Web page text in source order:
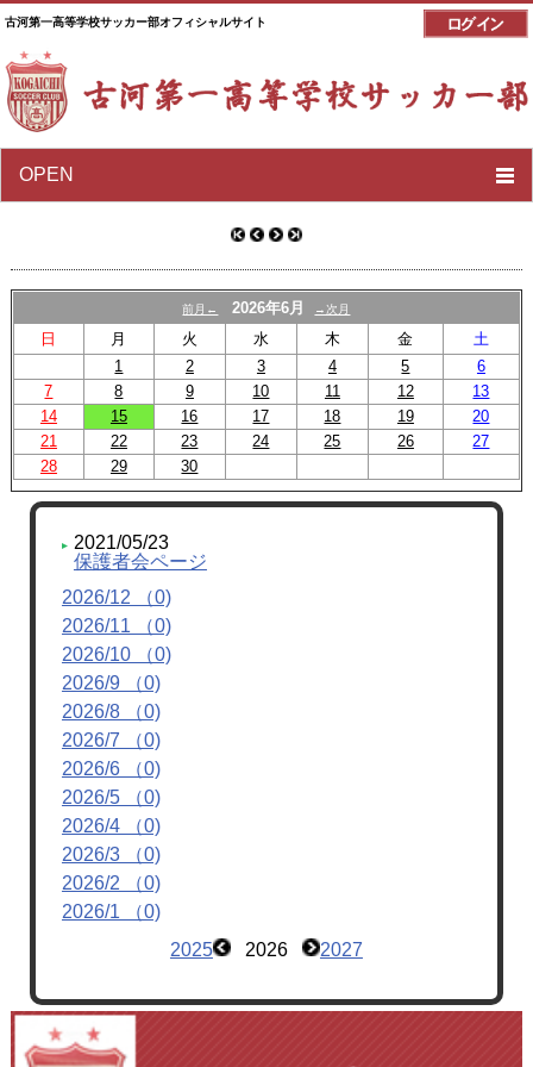
古河第一高等学校サッカー部オフィシャルサイト
OPEN
前月← 2026年6月 →次月
日 月 火 水 木 金
土
1
2 3 4 5
6
7
8 9 10 11 12
13
14
15 16 17 18 19
20
21
22 23 24 25 26
27
28
29 30
2021/05/23
保護者会ページ
2026/12 （0)
2026/11 （0)
2026/10 （0)
2026/9 （0)
2026/8 （0)
2026/7 （0)
2026/6 （0)
2026/5 （0)
2026/4 （0)
2026/3 （0)
2026/2 （0)
2026/1 （0)
2025
2026 2027